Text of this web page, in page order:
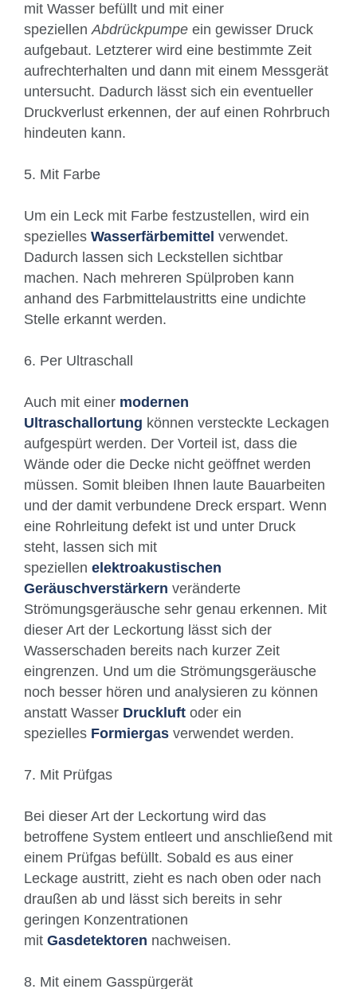
mit Wasser befüllt und mit einer
speziellenAbdrückpumpe ein gewisser Druck
aufgebaut. Letzterer wird eine bestimmte Zeit
aufrechterhalten und dann mit einem Messgerät
untersucht. Dadurch lässt sich ein eventueller
Druckverlust erkennen, der auf einen Rohrbruch
hindeuten kann.
5. Mit Farbe
Um ein Leck mit Farbe festzustellen, wird ein
spezielles Wasserfärbemittel verwendet.
Dadurch lassen sich Leckstellen sichtbar
machen. Nach mehreren Spülproben kann
anhand des Farbmittelaustritts eine undichte
Stelle erkannt werden.
6. Per Ultraschall
Auch mit einer modernen
Ultraschallortung können versteckte Leckagen
aufgespürt werden. Der Vorteil ist, dass die
Wände oder die Decke nicht geöffnet werden
müssen. Somit bleiben Ihnen laute Bauarbeiten
und der damit verbundene Dreck erspart. Wenn
eine Rohrleitung defekt ist und unter Druck
steht, lassen sich mit
speziellen elektroakustischen
Geräuschverstärkern veränderte
Strömungsgeräusche sehr genau erkennen. Mit
dieser Art der Leckortung lässt sich der
Wasserschaden bereits nach kurzer Zeit
eingrenzen. Und um die Strömungsgeräusche
noch besser hören und analysieren zu können
anstatt Wasser Druckluft oder ein
spezielles Formiergas verwendet werden.
7. Mit Prüfgas
Bei dieser Art der Leckortung wird das
betroffene System entleert und anschließend mit
einem Prüfgas befüllt. Sobald es aus einer
Leckage austritt, zieht es nach oben oder nach
draußen ab und lässt sich bereits in sehr
geringen Konzentrationen
mit Gasdetektoren nachweisen.
8. Mit einem Gasspürgerät